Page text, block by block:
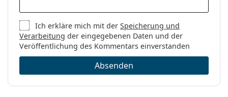
Ich erkläre mich mit derSpeicherung und
Verarbeitung der eingegebenen Daten und der
Veröffentlichung des Kommentars einverstanden
Absenden